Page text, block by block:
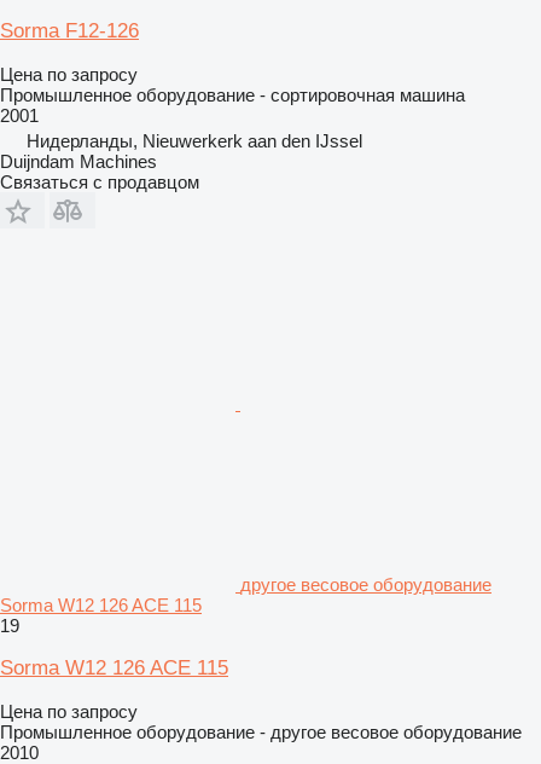
Sorma F12-126
Цена по запросу
Промышленное оборудование - сортировочная машина
2001
Нидерланды, Nieuwerkerk aan den IJssel
Duijndam Machines
Связаться с продавцом
другое весовое оборудование
Sorma W12 126 ACE 115
19
Sorma W12 126 ACE 115
Цена по запросу
Промышленное оборудование - другое весовое оборудование
2010